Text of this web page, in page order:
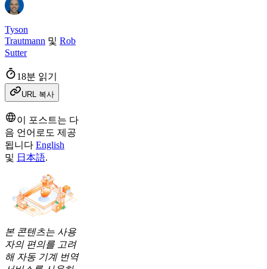
Tyson
Trautmann 및 Rob
Sutter
18분 읽기
URL 복사
이 포스트는 다
음 언어로도 제공
됩니다 English
및 日本語.
본 콘텐츠는 사용
자의 편의를 고려
해 자동 기계 번역